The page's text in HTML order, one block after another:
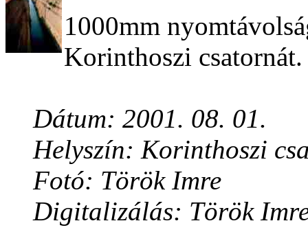
1000mm
Korinthoszi csatornát.
Dátum: 2001. 08. 01.
Helyszín: Korinthoszi
Fotó: Török Imre
Digitalizálás: Török